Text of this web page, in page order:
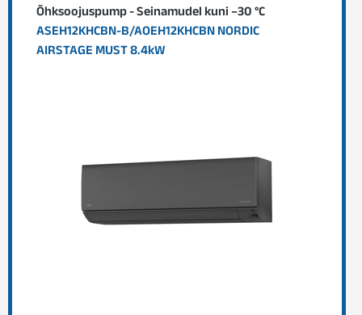
Õhksoojuspump - Seinamudel kuni –30 °C
ASEH12KHCBN-B/AOEH12KHCBN NORDIC
AIRSTAGE MUST 8.4kW